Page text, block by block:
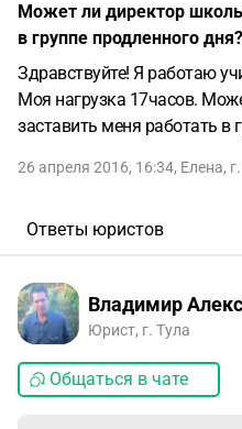
Может ли директор
в группе продленного дня?
Здравствуйте! Я работаю
Моя нагрузка 17часов.
заставить меня работать в
26 апреля 2016, 16:34, Елена,
Ответы юристов
Владимир
Юрист, г. Тула
Общаться в чате